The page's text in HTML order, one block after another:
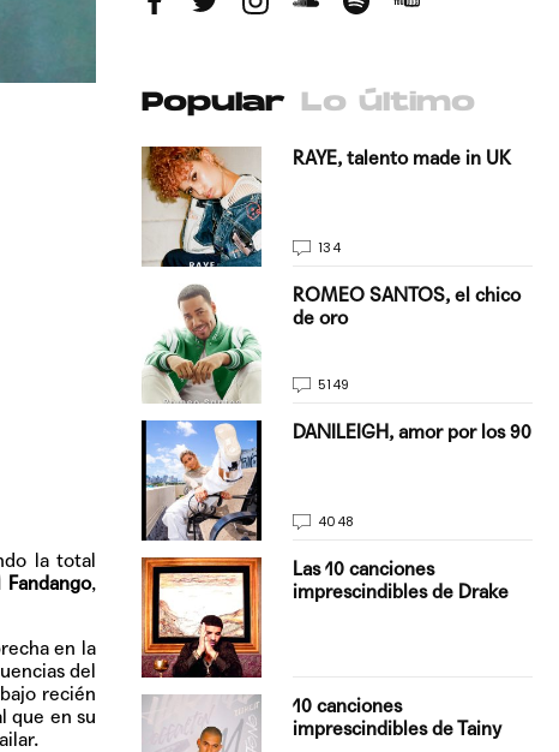
la total
Fandango,
en la
del
recién
que en su
Popular Lo último
del
con Boza
el…
RAYE, talento made in UK
134
ROMEO SANTOS, el chico
de oro
5149
DANILEIGH, amor por los 90
4048
Las 10 canciones
imprescindibles de Drake
10 canciones
imprescindibles de Tainy